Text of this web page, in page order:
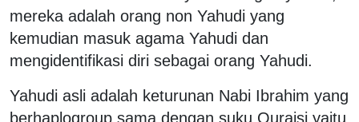
mereka adalah orang non Yahudi yang
kemudian masuk agama Yahudi dan
mengidentifikasi diri sebagai orang Yahudi.
Yahudi asli adalah keturunan Nabi Ibrahim yang
berhaplogroup sama dengan suku Quraisi yaitu